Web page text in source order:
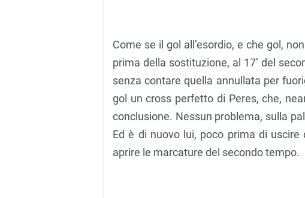
Come se il gol all’esordio, e che gol,
prima della sostituzione, al 17’ del
senza contare quella annullata per
gol un cross perfetto di Peres, che,
conclusione. Nessun problema, sulla
Ed è di nuovo lui, poco prima di
aprire le marcature del secondo tempo.